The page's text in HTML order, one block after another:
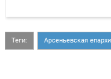
Теги: Арсеньевская